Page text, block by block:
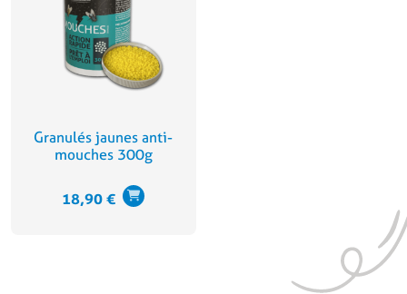
Granulés jaunes anti-
mouches 300g
18,90€